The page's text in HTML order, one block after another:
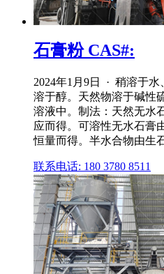
石膏粉 CAS#:
2024年1月9日 · 稍溶于
溶于醇。天然物溶于碱性
溶液中。制法：天然无水
应而得。可溶性无水石膏
恒量而得。半水合物由生
联系电话: 180 3780 8511